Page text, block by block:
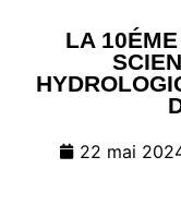
LA
22 mai